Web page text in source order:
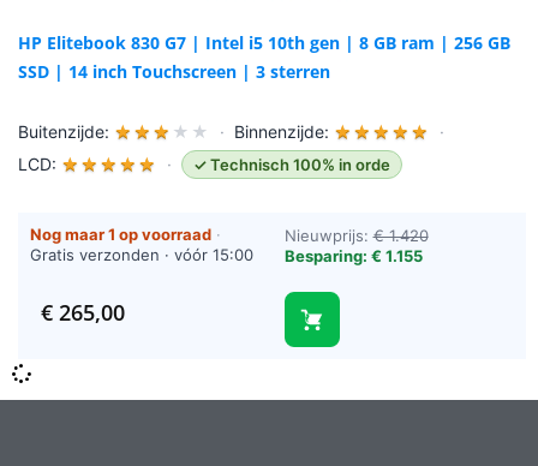
HP Elitebook 830 G7 | Intel i5 10th gen | 8 GB ram | 256 GB
SSD | 14 inch Touchscreen | 3 sterren
Buitenzijde: ★ ★ ★ ★ ★ · Binnenzijde: ★ ★ ★ ★ ★
·
LCD: ★ ★ ★ ★ ★ · ✓ Technisch 100% in orde
Nog maar 1 op voorraad ·
Gratis verzonden · vóór 15:00
Nieuwprijs:€ 1.420
Besparing: € 1.155
€265,00